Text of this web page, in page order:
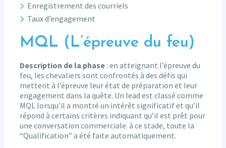
Enregistrement des courriels
Taux d’engagement
MQL (L’épreuve du feu)
Description de la phase: en atteignant l’épreuve du
feu, les chevaliers sont confrontés à des défis qui
mettent à l’épreuve leur état de préparation et leur
engagement dans la quête. Un lead est classé comme
MQL lorsqu’il a montré un intérêt significatif et qu’il
répond à certains critères indiquant qu’il est prêt pour
une conversation commerciale. à ce stade, toute la
“Qualification” a été faite automatiquement.